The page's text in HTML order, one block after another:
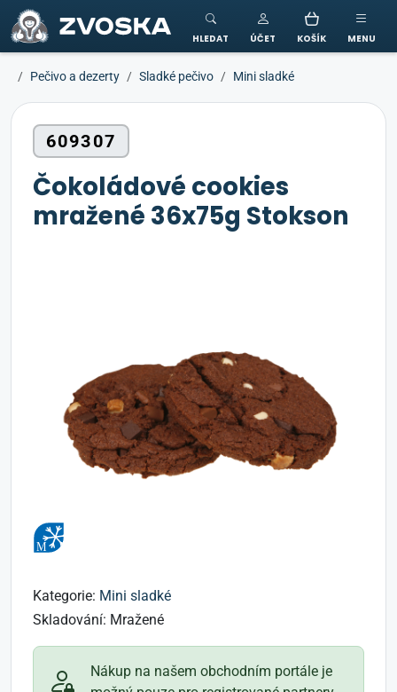
ZVOSKA
HLEDAT ÚČET KOŠÍK MENU
Pečivo a dezerty Sladké pečivo Mini sladké
609307
Čokoládové cookies
mražené 36x75g Stokson
Kategorie: Mini sladké
Skladování: Mražené
Nákup na našem obchodním portále je